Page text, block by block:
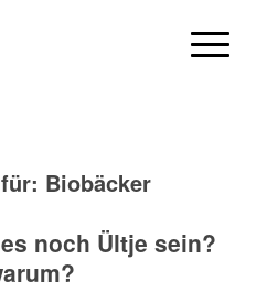
Biobäcker
noch Ültje sein?